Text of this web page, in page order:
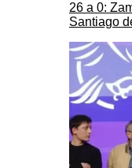
26 a 0:
Santiago